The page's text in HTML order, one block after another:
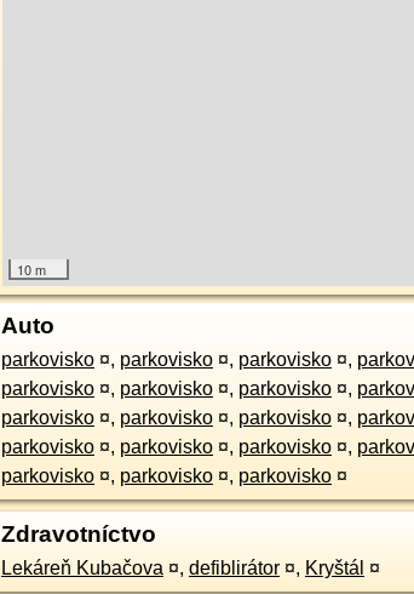
10 m
Auto
parkovisko ¤, parkovisko ¤, parkovisko ¤,
parkovisko ¤, parkovisko ¤, parkovisko ¤,
parkovisko ¤, parkovisko ¤, parkovisko ¤,
parkovisko ¤, parkovisko ¤, parkovisko ¤,
parkovisko ¤, parkovisko ¤, parkovisko ¤
Zdravotníctvo
Lekáreň Kubačova ¤, defiblirátor ¤, Kryštál ¤